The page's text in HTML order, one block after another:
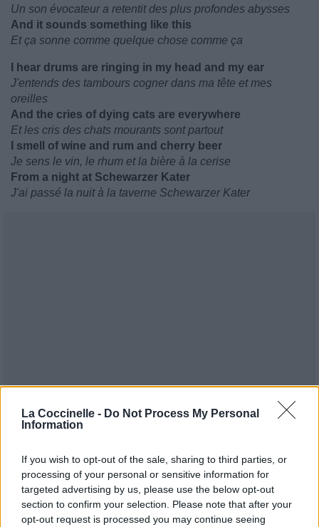
La Coccinelle - Do Not Process My Personal
Information
If you wish to opt-out of the sale, sharing to third parties, or
processing of your personal or sensitive information for
targeted advertising by us, please use the below opt-out
section to confirm your selection. Please note that after your
opt-out request is processed you may continue seeing
Un son évocateur a retentit des plus profondes abysses
And it sounds something like this
Et ça sonne comme quelque chose comme ça
I hear drums are ringing in my head and my ear
J'entends des tambours cogner dans ma tête et mes
oreilles
And the cries of dying cats are everywhere
Et les cris des chats mourants sont partout
I smell of wine and rum and cherry beer
Je sens le vin, le rhum et la bière à la cerise
From a night at Schewarzer Kater
J'ai passé la nuit à la taverne Schewarzer Kater
Publié parTigrex-Feu d'Hiver 93331 4 4 7 le 11 juin
2018 à 8h24.